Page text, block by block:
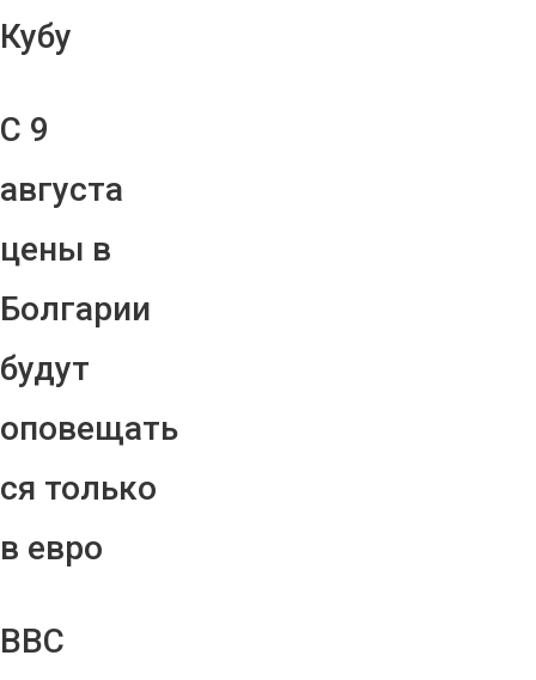
Кубу
С 9
августа
цены в
Болгарии
будут
оповещать
ся только
в евро
ВВС